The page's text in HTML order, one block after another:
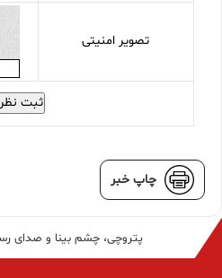
تصویر امنیتی
ثبت نظر
چاپ خبر
پتروچی، چشم بینا و صدای